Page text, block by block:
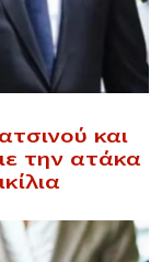
και
την ατάκα